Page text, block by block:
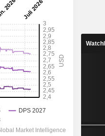
2027 2028
2,611
3,04 % 3,21 %
4,384
59,6 %
85,91
-